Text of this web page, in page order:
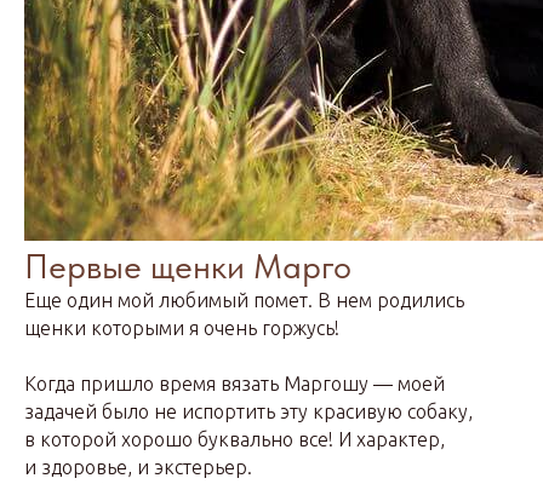
Первые щенки Марго
Еще один мой любимый помет. В нем родились
щенки которыми я очень горжусь!
Когда пришло время вязать Маргошу — моей
задачей было не испортить эту красивую собаку,
в которой хорошо буквально все! И характер,
и здоровье, и экстерьер.